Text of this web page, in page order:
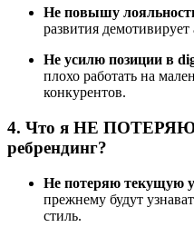
Не повышу
развития
Не усилю позиции в
плохо работать на
конкурентов.
4. Что я НЕ ПОТЕРЯЮ,
ребрендинг?
Не потеряю текущую
прежнему будут
стиль.